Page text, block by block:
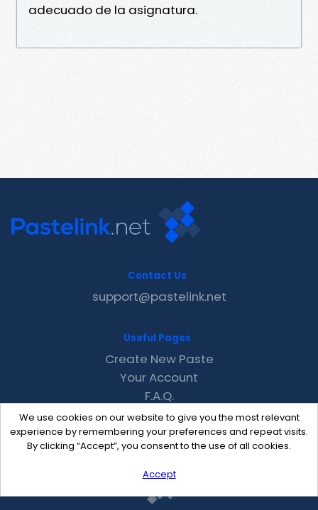
adecuado de la asignatura.
We use cookies on our website to give you the most relevant
experience by remembering your preferences and repeat visits.
By clicking “Accept”, you consent to the use of all cookies.
Accept
Contact Us
support@pastelink.net
Useful Pages
Create New Paste
Your Account
F.A.Q.
Recent
Contact